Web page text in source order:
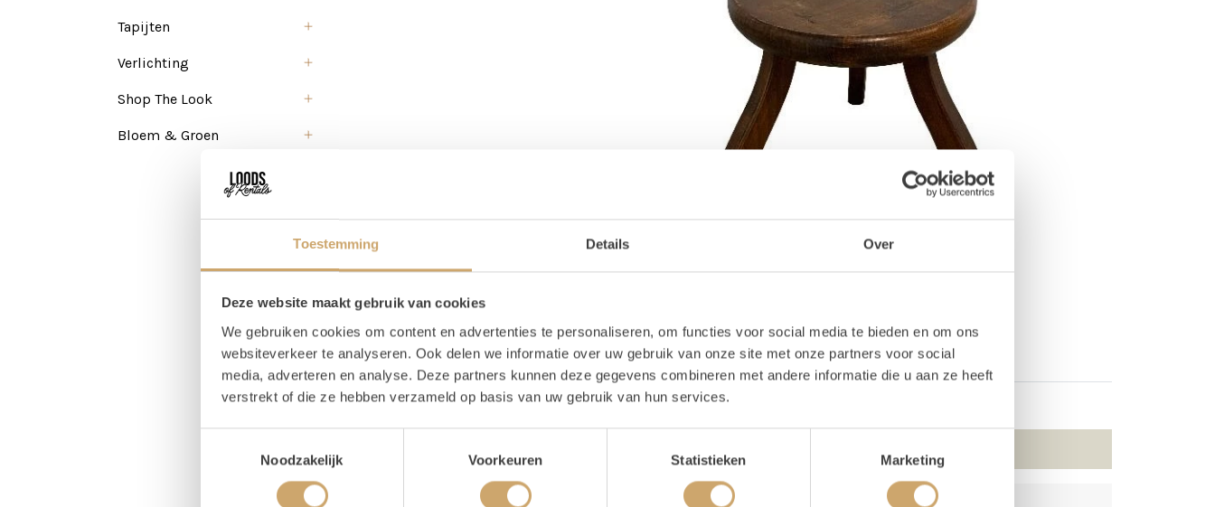
Toestemming Details Over
Deze website maakt gebruik van cookies
We gebruiken cookies om content en advertenties te personaliseren, om functies voor social media te bieden en om ons
websiteverkeer te analyseren. Ook delen we informatie over uw gebruik van onze site met onze partners voor social
media, adverteren en analyse. Deze partners kunnen deze gegevens combineren met andere informatie die u aan ze heeft
verstrekt of die ze hebben verzameld op basis van uw gebruik van hun services.
Noodzakelijk
Voorkeuren Statistieken Marketing
Tapijten
Verlichting
Shop The Look
Bloem & Groen
Producteigenschappen
Magazijn voorraad